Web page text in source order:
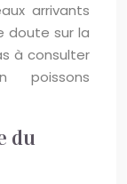
arrivants
doute sur la
à consulter
poissons
du